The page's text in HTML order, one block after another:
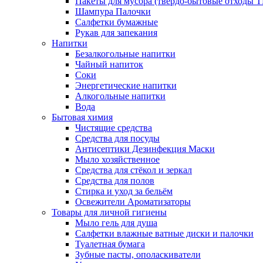
Шампура Палочки
Салфетки бумажные
Рукав для запекания
Напитки
Безалкогольные напитки
Чайный напиток
Соки
Энергетические напитки
Алкогольные напитки
Вода
Бытовая химия
Чистящие средства
Средства для посуды
Антисептики Дезинфекция Маски
Мыло хозяйственное
Средства для стёкол и зеркал
Средства для полов
Стирка и уход за бельём
Освежители Ароматизаторы
Товары для личной гигиены
Мыло гель для душа
Салфетки влажные ватные диски и палочки
Туалетная бумага
Зубные пасты, ополаскиватели